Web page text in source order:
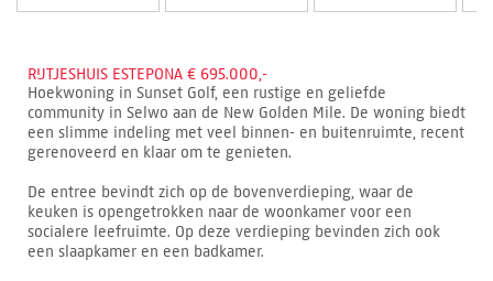
RIJTJESHUIS ESTEPONA € 695.000,-
Hoekwoning in Sunset Golf, een rustige en geliefde
community in Selwo aan de New Golden Mile. De woning biedt
een slimme indeling met veel binnen- en buitenruimte, recent
gerenoveerd en klaar om te genieten.
De entree bevindt zich op de bovenverdieping, waar de
keuken is opengetrokken naar de woonkamer voor een
socialere leefruimte. Op deze verdieping bevinden zich ook
een slaapkamer en een badkamer.